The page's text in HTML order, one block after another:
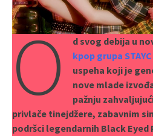
O
d svog debija u
kpop grupa STAYC
uspeha koji je
nove mlade
pažnju
privlače tinejdžere, zabavnim
podršci legendarnih ​​Black Eyed